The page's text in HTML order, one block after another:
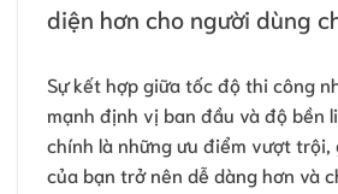
diện hơn cho người dùng
Sự kết hợp giữa tốc độ thi công
mạnh định vị ban đầu và độ bền
chính là những ưu điểm vượt trội,
của bạn trở nên dễ dàng hơn và